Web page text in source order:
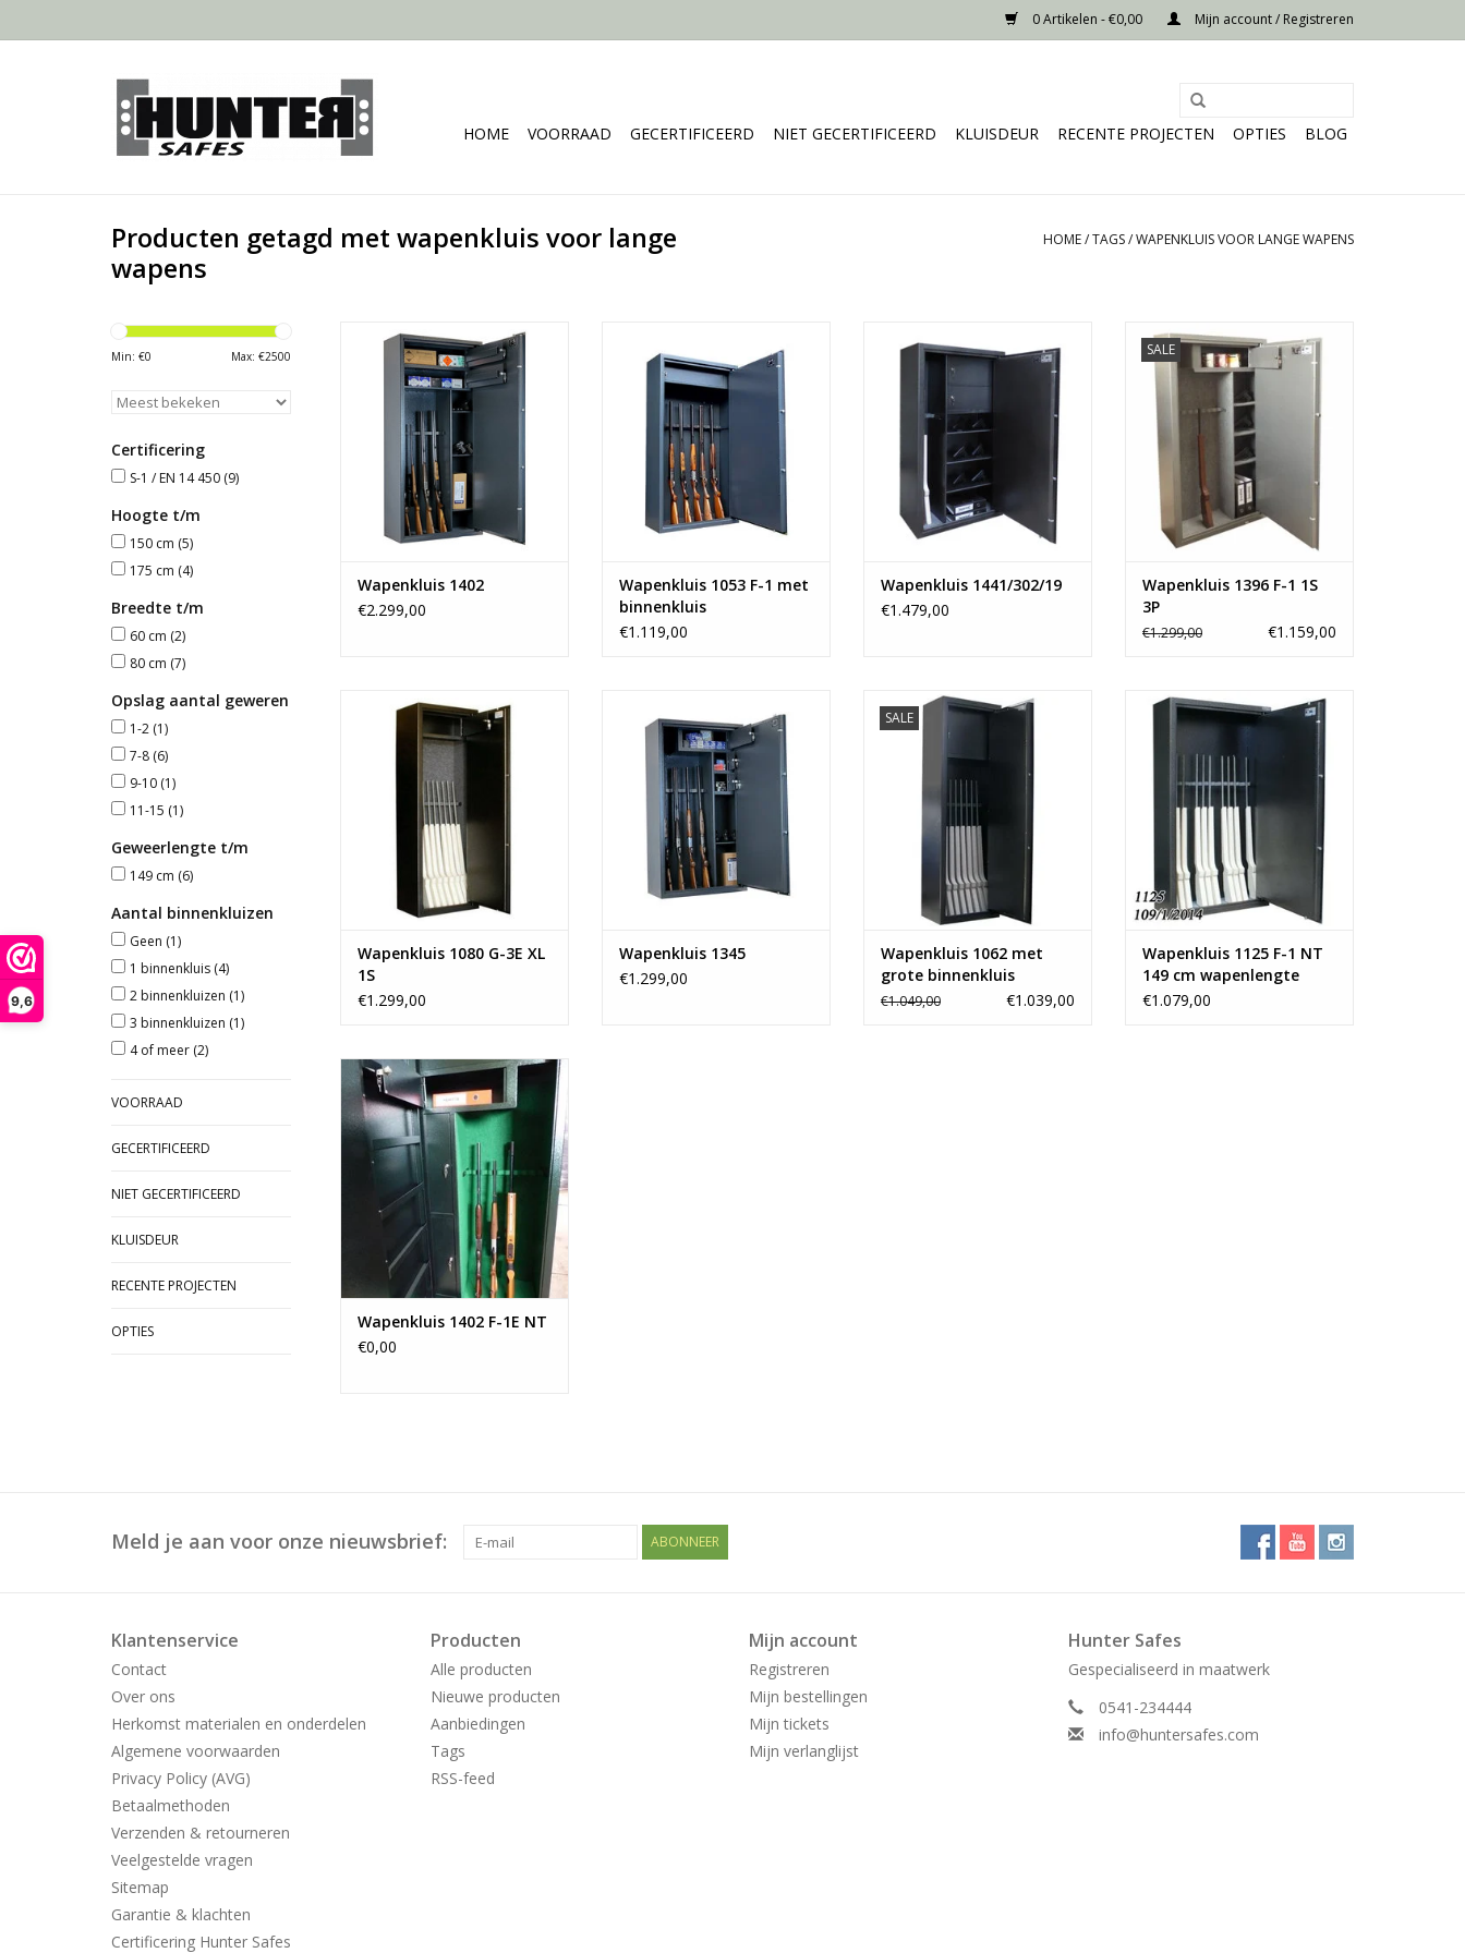
9,6
0 Artikelen - €0,00 Mijn account / Registreren
HOME VOORRAAD GECERTIFICEERD NIET GECERTIFICEERD KLUISDEUR RECENTE PROJECTEN OPTIES BLOG
Producten getagd met wapenkluis voor lange
wapens
HOME/TAGS/WAPENKLUIS VOOR LANGE WAPENS
Min: €0 Max: €2500
Certificering
S-1 / EN 14 450 (9)
Hoogte t/m
150 cm (5)
175 cm (4)
Breedte t/m
60 cm (2)
80 cm (7)
Opslag aantal geweren
1-2 (1)
7-8 (6)
9-10 (1)
11-15 (1)
Geweerlengte t/m
149 cm (6)
Aantal binnenkluizen
Geen (1)
1 binnenkluis (4)
2 binnenkluizen (1)
3 binnenkluizen (1)
4 of meer (2)
VOORRAAD
GECERTIFICEERD
NIET GECERTIFICEERD
KLUISDEUR
RECENTE PROJECTEN
OPTIES
- 175x80 cm
- Ruimte voor 8 geweren
- 2 binnenkluizen
- Vanaf 158 kg
TOEVOEGEN AAN WINKELWAGEN
Wapenkluis 1402
€2.299,00
- Ruimte voor 12 geweren
- 1 binnenkluis
- Vanaf 135 kg
TOEVOEGEN AAN WINKELWAGEN
Wapenkluis 1053 F-1 met
binnenkluis
€1.119,00
- Ruimte voor 2 geweren
- 2 binnenkluizen
- Vanaf 160 kg
TOEVOEGEN AAN WINKELWAGEN
Wapenkluis 1441/302/19
€1.479,00
SALE
- 150x80 cm
- Ruimte voor 8 geweren
- 1 binnenkluis
- Vanaf 150 kg
TOEVOEGEN AAN WINKELWAGEN
Wapenkluis 1396 F-1 1S
3P
€1.299,00 €1.159,00
- 175x60cm
- Ruimte voor 8 geweren
- 1 binnenkluis
TOEVOEGEN AAN WINKELWAGEN
Wapenkluis 1080 G-3E XL
1S
€1.299,00
- Ruimte voor 8 geweren
- 3 binnenkluizen
- Vanaf 157 kg
TOEVOEGEN AAN WINKELWAGEN
Wapenkluis 1345
€1.299,00
SALE
- 175x60 cm
- Ruimte voor 8 geweren
- 1 ruime binnenkluis
- Vanaf 130 kg
TOEVOEGEN AAN WINKELWAGEN
Wapenkluis 1062 met
grote binnenkluis
€1.049,00 €1.039,00
- 150x80 cm
- Ruimte voor 12 geweren
TOEVOEGEN AAN WINKELWAGEN
Wapenkluis 1125 F-1 NT
149 cm wapenlengte
€1.079,00
De grote wapenkluis 1402 biedt
genoeg voldoende opslagruimte
voor een combinatie van
geweren, handvuurwapens,
munitie en bijkomende
accessoires. Bekijk hier alle info
TOEVOEGEN AAN WINKELWAGEN
Wapenkluis 1402 F-1E NT
€0,00
Meld je aan voor onze nieuwsbrief: ABONNEER
Klantenservice
Contact
Over ons
Herkomst materialen en onderdelen
Algemene voorwaarden
Privacy Policy (AVG)
Betaalmethoden
Verzenden & retourneren
Veelgestelde vragen
Sitemap
Garantie & klachten
Certificering Hunter Safes
Producten
Alle producten
Nieuwe producten
Aanbiedingen
Tags
RSS-feed
Mijn account
Registreren
Mijn bestellingen
Mijn tickets
Mijn verlanglijst
Hunter Safes
Gespecialiseerd in maatwerk
0541-234444
info@huntersafes.com